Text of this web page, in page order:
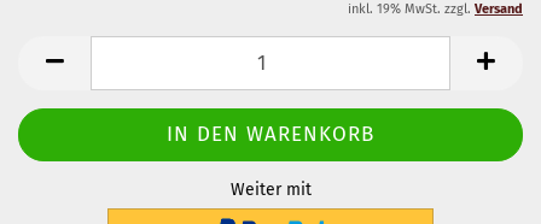
inkl. 19% MwSt. zzgl. Versand
Weiter mit